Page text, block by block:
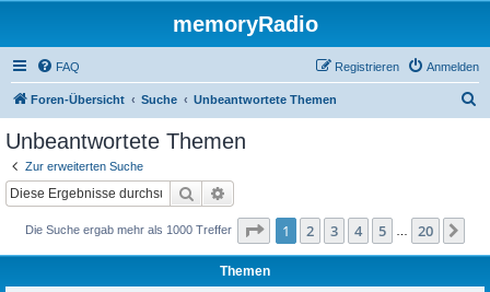
memoryRadio
FAQ Anmelden
Registrieren
Foren-Übersicht Suche Unbeantwortete Themen
Unbeantwortete Themen
Zur erweiterten Suche
Suche
Die Suche ergab mehr als 1000 Treffer Seite 1von 20
1 2 3 4 5 20
Themen